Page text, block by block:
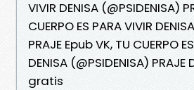
VIVIR DENISA (@PSIDENISA)
CUERPO ES PARA VIVIR
PRAJE Epub VK, TU CUERPO
DENISA (@PSIDENISA)
gratis